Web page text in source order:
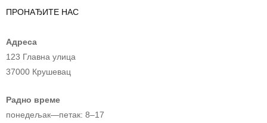
ПРОНАЂИТЕ НАС
Адреса
123 Главна улица
37000 Крушевац
Радно време
понедељак—петак: 8–17